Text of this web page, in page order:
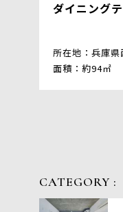
ダイニング
所在地：兵庫県
面積：約94㎡
CATEGORY :